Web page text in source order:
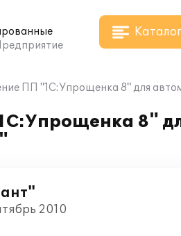
Каталог
ПП "1С:Упрощенка 8" для
8"
2010